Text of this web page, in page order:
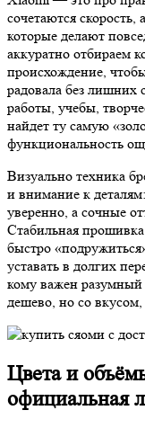
сочетаются
которые делают
аккуратно отбираем
происхождение,
радовала без лишних
работы, учебы,
найдет ту самую
функциональность
Визуально техника
и внимание к
уверенно, а сочные
Стабильная
быстро
уставать в долгих
кому важен разумный
дешево, но со вкусом,
Цвета и
официальная